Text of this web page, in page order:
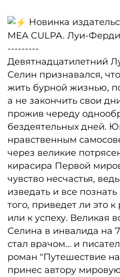
Новинка
MEA CULPA. Луи-
---------
Девятнадцатилетний
Селин признавался,
жить бурной жизнью,
а не закончить свои
прожив череду
бездеятельных дней.
нравственным
через великие
кирасира Первой
чувство несчастья,
изведать и все
того, приведет ли это
или к успеху. Великая
Селина в инвалида на
стал врачом… и
роман "Путешествие на
принес автору